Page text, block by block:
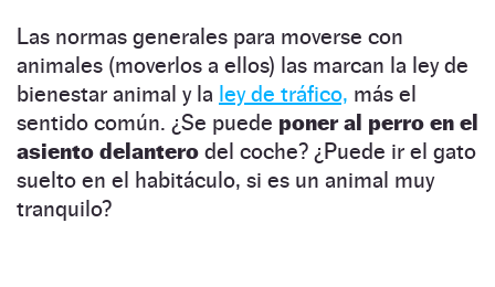
Las normas generales para moverse con
animales (moverlos a ellos) las marcan la ley de
bienestar animal y la ley de tráfico, más el
sentido común. ¿Se puede poner al perro en el
asiento delantero del coche? ¿Puede ir el gato
suelto en el habitáculo, si es un animal muy
tranquilo?